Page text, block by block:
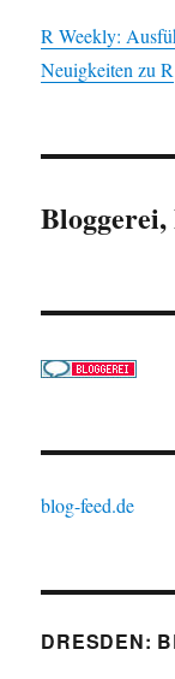
R Weekly:
Neuigkeiten zu R
Bloggerei,
blog-feed.de
DRESDEN: